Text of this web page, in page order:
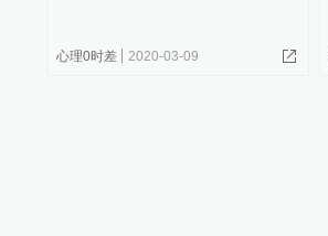
心理0时差 2020-03-09